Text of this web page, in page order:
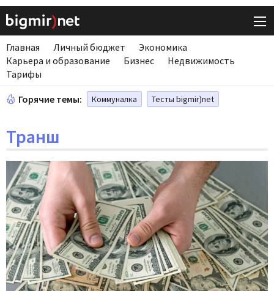
Главная Личный бюджет
Экономика
Карьера и образование
Бизнес
Недвижимость
Тарифы
Горячие темы: Коммуналка Тесты bigmir)net
Транш